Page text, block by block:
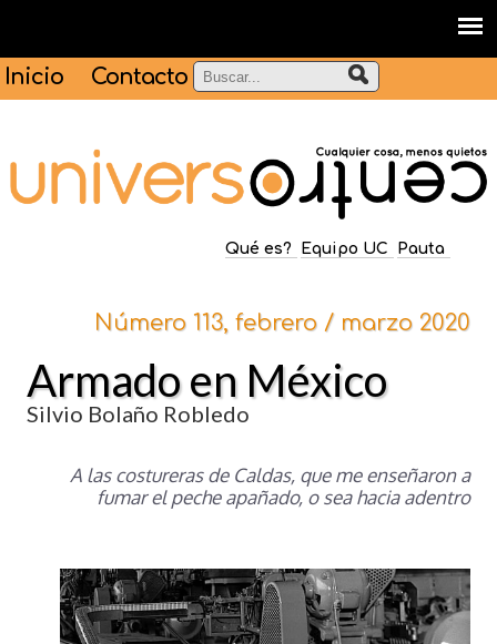
Inicio Contacto
Qué es? Equipo UC Pauta
Número 113, febrero / marzo 2020
Armado en México
Silvio Bolaño Robledo
A las costureras de Caldas, que me enseñaron a
fumar el peche apañado, o sea hacia adentro